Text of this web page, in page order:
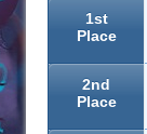
1st
Place
2nd
Place